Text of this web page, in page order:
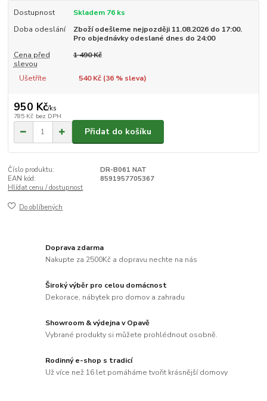
Dostupnost
Skladem 76 ks
Doba odeslání
Zboží odešleme nejpozději 11.08.2026 do 17:00.
Pro objednávky odeslané dnes do 24:00
Cena před
slevou
1 490 Kč
Ušetříte 540 Kč (36% sleva)
950 Kč/ks
785 Kč bez DPH
Přidat do košíku
Číslo produktu:
DR-B061 NAT
EAN kód:
8591957705367
Hlídat cenu / dostupnost
Do oblíbených
Doprava zdarma
Nakupte za 2500Kč a dopravu nechte na nás
Široký výběr pro celou domácnost
Dekorace, nábytek pro domov a zahradu
Showroom & výdejna v Opavě
Vybrané produkty si můžete prohlédnout osobně.
Rodinný e-shop s tradicí
Už více než 16 let pomáháme tvořit krásnější domovy